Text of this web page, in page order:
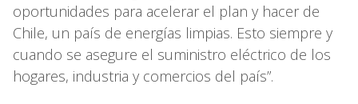
oportunidades para acelerar el plan y hacer de
Chile, un país de energías limpias. Esto siempre y
cuando se asegure el suministro eléctrico de los
hogares, industria y comercios del país”.